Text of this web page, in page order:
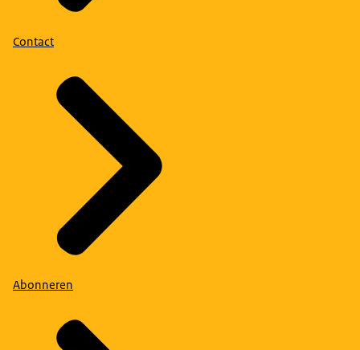
Contact
Abonneren